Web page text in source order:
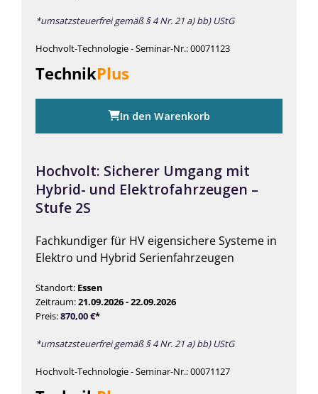
*umsatzsteuerfrei gemäß § 4 Nr. 21 a) bb) UStG
Hochvolt-Technologie - Seminar-Nr.: 00071123
TechnikPlus
In den Warenkorb
Hochvolt: Sicherer Umgang mit
Hybrid- und Elektrofahrzeugen –
Stufe 2S
Fachkundiger für HV eigensichere Systeme in
Elektro und Hybrid Serienfahrzeugen
Standort: Essen
Zeitraum:21.09.2026 - 22.09.2026
Preis:870,00€*
*umsatzsteuerfrei gemäß § 4 Nr. 21 a) bb) UStG
Hochvolt-Technologie - Seminar-Nr.: 00071127